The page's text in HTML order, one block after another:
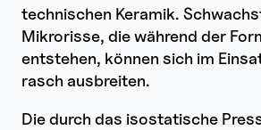
technischen Keramik.
Mikrorisse, die während der
entstehen, können sich im
rasch ausbreiten.
Die durch das isostatische